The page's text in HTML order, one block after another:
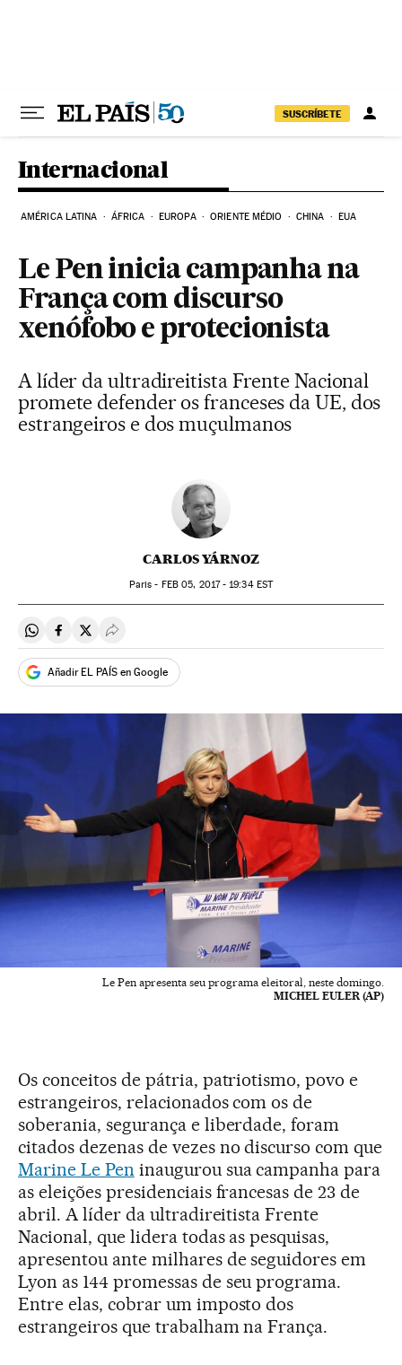
SUSCRÍBETE
Internacional
AMÉRICA LATINA ÁFRICA EUROPA ORIENTE MÉDIO CHINA EUA
Le Pen inicia campanha na
França com discurso
xenófobo e protecionista
A líder da ultradireitista Frente Nacional
promete defender os franceses da UE, dos
estrangeiros e dos muçulmanos
CARLOS YÁRNOZ
Paris - FEB 05, 2017 - 19:34EST
Compartir en Whatsapp
Compartir en Facebook
Compartir en Twitter
Desplegar Redes Sociales
Añadir EL PAÍS en Google
Le Pen apresenta seu programa eleitoral, neste domingo.
MICHEL EULER (AP)
Os conceitos de pátria, patriotismo, povo e
estrangeiros, relacionados com os de
soberania, segurança e liberdade, foram
citados dezenas de vezes no discurso com que
Marine Le Pen inaugurou sua campanha para
as eleições presidenciais francesas de 23 de
abril. A líder da ultradireitista Frente
Nacional, que lidera todas as pesquisas,
apresentou ante milhares de seguidores em
Lyon as 144 promessas de seu programa.
Entre elas, cobrar um imposto dos
estrangeiros que trabalham na França.